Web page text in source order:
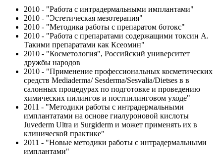
2010 - "Работа с интрадермальными имплантами"
2010 - "Эстетическая мезотерапия"
2010 - "Методика работы с препаратом ботокс"
2010 - "Работа с препаратами содержащими токсин А.
Такими препаратами как Ксеомин"
2010 - "Косметология", Российский университет
дружбы народов
2010 - "Применение профессиональных косметических
средств Mediaderma/ Sesderma/Sesvalia/Dietses в в
салонных процедурах по подготовке и проведению
химических пилингов и постпилинговом уходе"
2011 - "Методики работы с интрадермальными
имплантатами на основе гиалуроновой кислоты
Juvederm Ultra и Surgiderm и может применять их в
клинической практике"
2011 - "Новые методики работы с интрадермальными
имплантами"